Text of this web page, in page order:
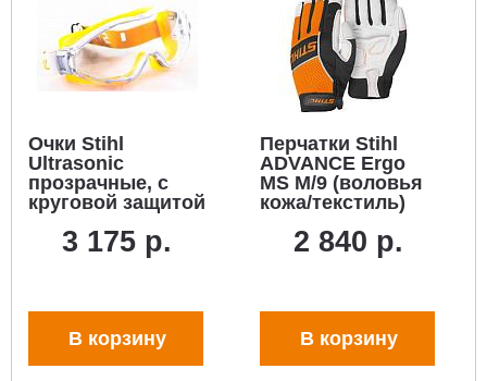
Очки Stihl
Ultrasonic
прозрачные, с
круговой защитой
3 175 р.
В корзину
Перчатки Stihl
ADVANCE Ergo
MS M/9 (воловья
кожа/текстиль)
2 840 р.
В корзину